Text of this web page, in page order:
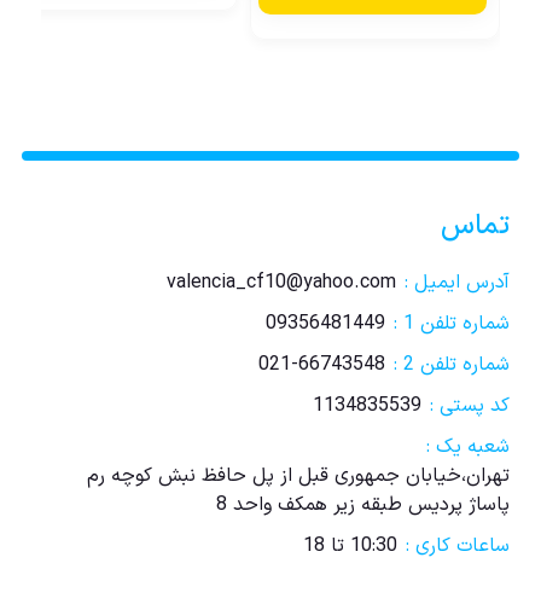
تماس
آدرس ایمیل : valencia_cf10@yahoo.com
شماره تلفن 1 :
09356481449
شماره تلفن 2 :
021-66743548
کد پستی : 1134835539
شعبه یک :
تهران،خیابان جمهوری قبل از پل حافظ نبش کوچه رم
پاساژ پردیس طبقه زیر همکف واحد 8
ساعات کاری : 10:30 تا 18